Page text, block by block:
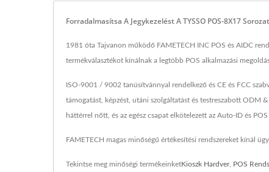
Forradalmasítsa A Jegykezelést A TYSSO POS-8X17
1981 óta Tajvanon működő FAMETECH INC POS és AIDC
termékválasztékot kínálnak a legtöbb POS alkalmazási
ISO-9001 / 9002 tanúsítvánnyal rendelkező és CE és FCC
támogatást, képzést, utáni szolgáltatást és testreszabott ODM
háttérrel nőtt, és az egész csapat elkötelezett az Auto-ID és
FAMETECH magas minőségű értékesítési rendszereket kínál
Tekintse meg minőségi termékeinketKioszk Hardver, POS